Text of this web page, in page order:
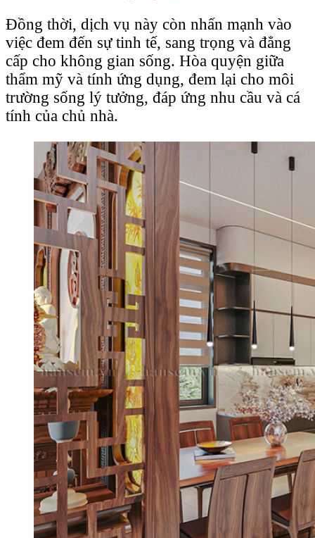
Đồng thời, dịch vụ này còn nhấn mạnh vào
việc đem đến sự tinh tế, sang trọng và đẳng
cấp cho không gian sống. Hòa quyện giữa
thẩm mỹ và tính ứng dụng, đem lại cho môi
trường sống lý tưởng, đáp ứng nhu cầu và cá
tính của chủ nhà.